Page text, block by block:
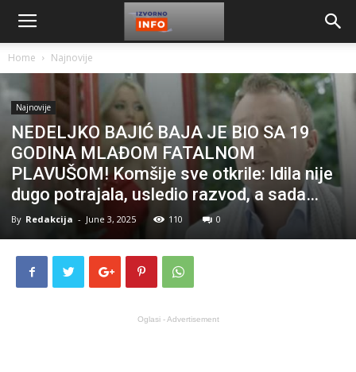
Home Najnovije
Najnovije
NEDELJKO BAJIĆ BAJA JE BIO SA 19
GODINA MLAĐOM FATALNOM
PLAVUŠOM! Komšije sve otkrile: Idila nije
dugo potrajala, usledio razvod, a sada…
By Redakcija - June 3, 2025 110 0
Oglasi - Advertisement